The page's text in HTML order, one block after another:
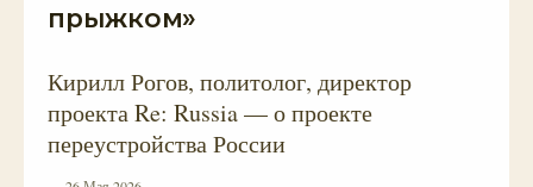
прыжком»
Кирилл Рогов, политолог, директор
проекта Re: Russia — о проекте
переустройства России